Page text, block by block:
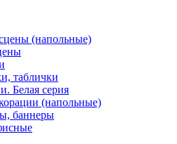
(напольные)
таблички
Белая серия
(напольные)
баннеры